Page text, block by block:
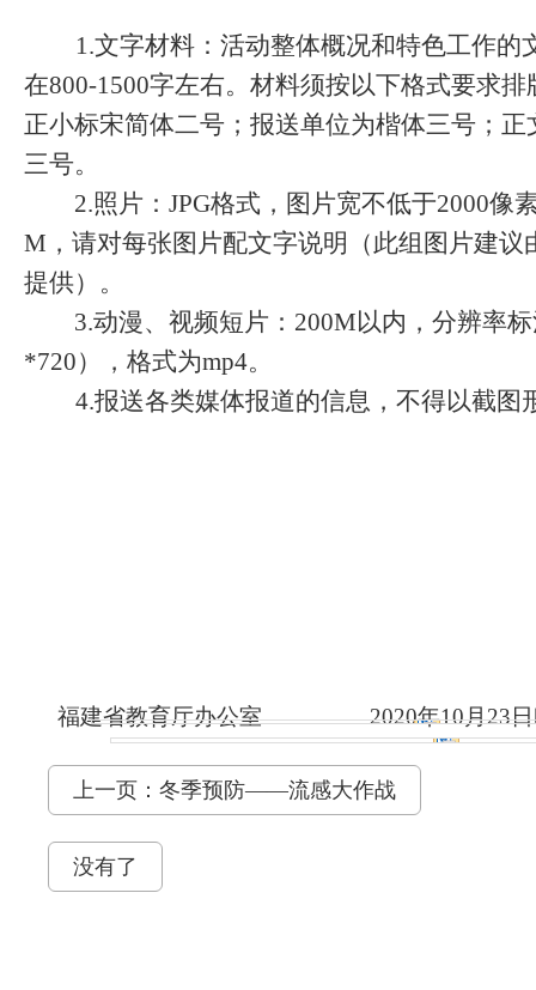
1.文字材料：活动整体概况和特色工作的
在800-1500字左右。材料须按以下格式要求
正小标宋简体二号；报送单位为楷体三号；正
三号。
2.照片：JPG格式，图片宽不低于2000像
M，请对每张图片配文字说明（此组图片建议
提供）。
3.动漫、视频短片：200M以内，分辨率标
*720），格式为mp4。
4.报送各类媒体报道的信息，不得以截图
福建省教育厅办公室 2020年10月23
上一页：冬季预防——流感大作战
没有了